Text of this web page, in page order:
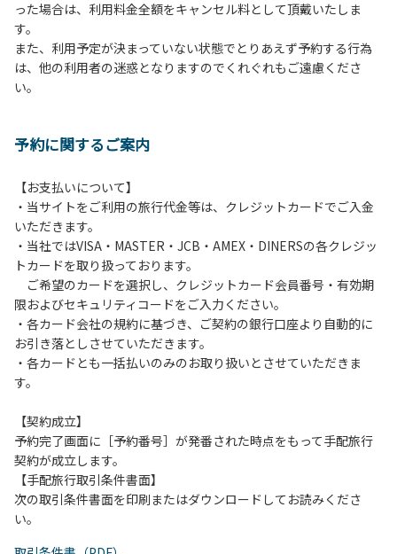
４、車両は、荷物の積み下ろし時以外は、駐車場にとめてく
ださい。
５、チェックアウトは、午前10時まで（日帰り使用の場合は
午後5時まで）です。チェックインの手続きを行っていない
方や使用人数が増えた場合は、必ず手続きを行ってくださ
ら午前10時までの間にゴミステーションに出してください。
は、お持ち帰りをお願いします。
【禁止事項】
カラオケ、発電機、地面での直火による焚き火、キャンプフ
ァイヤー、打ち上げ式花火、テントサウナの設置
【注意事項】
当キャンプ場のそばを流れる歴舟川は、上流で雨が降ると短
時間で増水し、川原で遊んでいると大変危険な状態になりや
すく、過去にも増水により人が流される事故が数件起きてい
（１）川原にテントやタープを張らない。
（２）雨が降ったときは川原で遊ばない。
（３）カムイコタン公園キャンプ場で雨が降らなくても、上
流で雨が降り急に増水することがあるので、水の濁りに注意
し、濁り始めたときには直ちに川原での遊びを中止する。
（４）キャンプ場の管理者や地元住民から川についての注意
った場合は、利用料金全額をキャンセル料として頂戴いたしま
す。
また、利用予定が決まっていない状態でとりあえず予約する行為
は、他の利用者の迷惑となりますのでくれぐれもご遠慮くださ
い。
予約に関するご案内
【お支払いについて】
・当サイトをご利用の旅行代金等は、クレジットカードでご入金
いただきます。
・当社ではVISA・MASTER・JCB・AMEX・DINERSの各クレジッ
トカードを取り扱っております。
ご希望のカードを選択し、クレジットカード会員番号・有効期
限およびセキュリティコードをご入力ください。
・各カード会社の規約に基づき、ご契約の銀行口座より自動的に
お引き落としさせていただきます。
・各カードとも一括払いのみのお取り扱いとさせていただきま
す。
【契約成立】
予約完了画面に［予約番号］が発番された時点をもって手配旅行
契約が成立します。
【手配旅行取引条件書面】
次の取引条件書面を印刷またはダウンロードしてお読みくださ
い。